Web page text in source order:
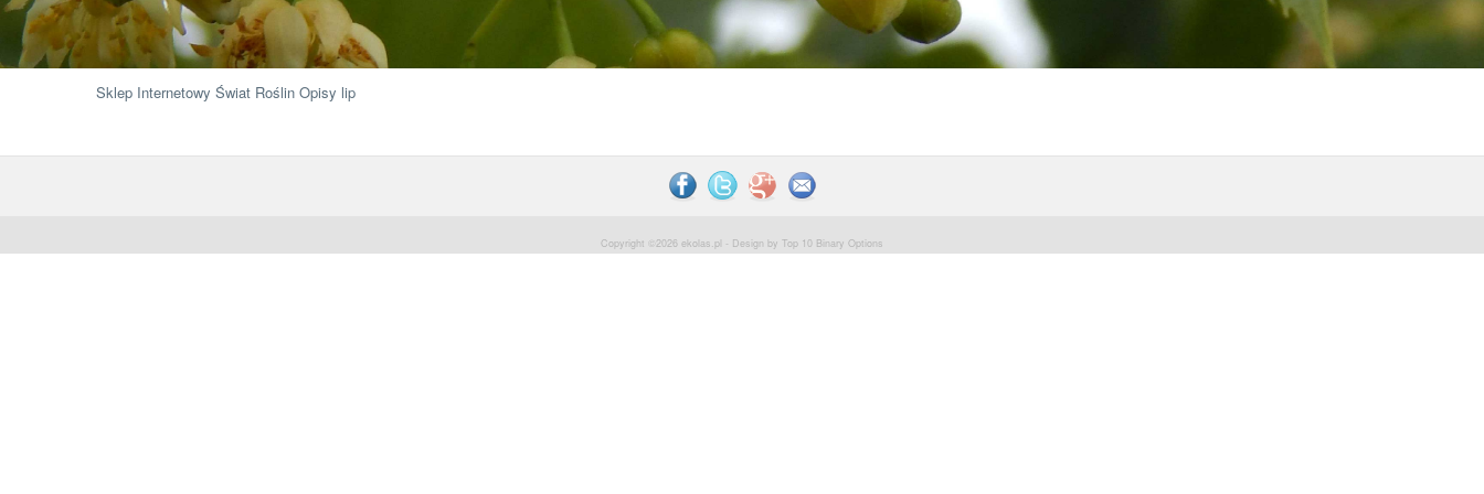
Sklep Internetowy Świat Roślin Opisy lip
Copyright ©2026 ekolas.pl - Design by Top 10 Binary Options